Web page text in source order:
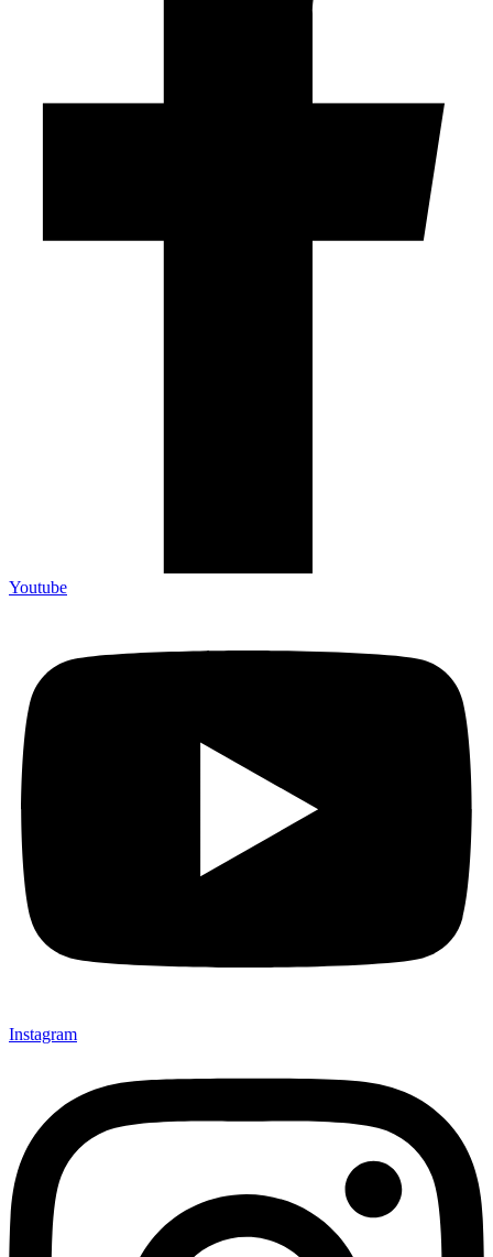
Youtube
Instagram